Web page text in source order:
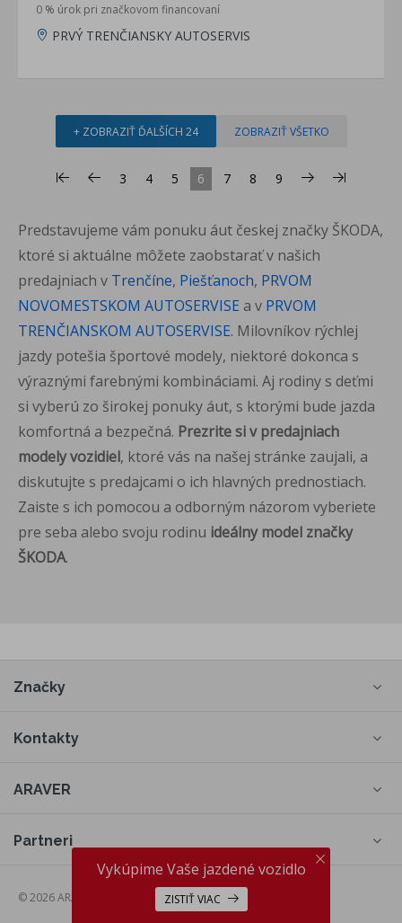
Vykúpime Vaše jazdené vozidlo
ZISTIŤ VIAC
0 % úrok pri značkovom financovaní
PRVÝ TRENČIANSKY AUTOSERVIS
+ ZOBRAZIŤ ĎALŠÍCH 24 ZOBRAZIŤ VŠETKO
3 4 5 6 7 8 9
Predstavujeme vám ponuku áut českej značky ŠKODA,
ktoré si aktuálne môžete zaobstarať v našich
predajniach v Trenčíne, Piešťanoch, PRVOM
NOVOMESTSKOM AUTOSERVISE a v PRVOM
TRENČIANSKOM AUTOSERVISE. Milovníkov rýchlej
jazdy potešia športové modely, niektoré dokonca s
výraznými farebnými kombináciami. Aj rodiny s deťmi
si vyberú zo širokej ponuky áut, s ktorými bude jazda
komfortná a bezpečná. Prezrite si v predajniach
modely vozidiel, ktoré vás na našej stránke zaujali, a
diskutujte s predajcami o ich hlavných prednostiach.
Zaiste s ich pomocou a odborným názorom vyberiete
pre seba alebo svoju rodinu ideálny model značky
ŠKODA.
Značky
Kontakty
ARAVER
Partneri
© 2026 ARAVER a.s., web by cream